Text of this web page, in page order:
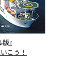
版』
こう！